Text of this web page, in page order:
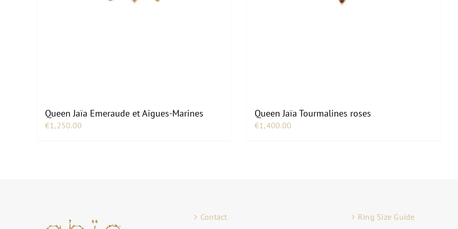
Queen Jaïa Emeraude et Aigues-Marines
€1,250.00
Queen Jaïa Tourmalines roses
€1,400.00
Contact Ring Size Guide